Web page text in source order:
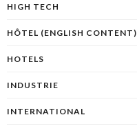
HIGH TECH
HÔTEL (ENGLISH CONTENT)
HOTELS
INDUSTRIE
INTERNATIONAL